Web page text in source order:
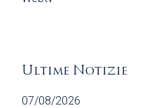
Ultime Notizie
07/08/2026